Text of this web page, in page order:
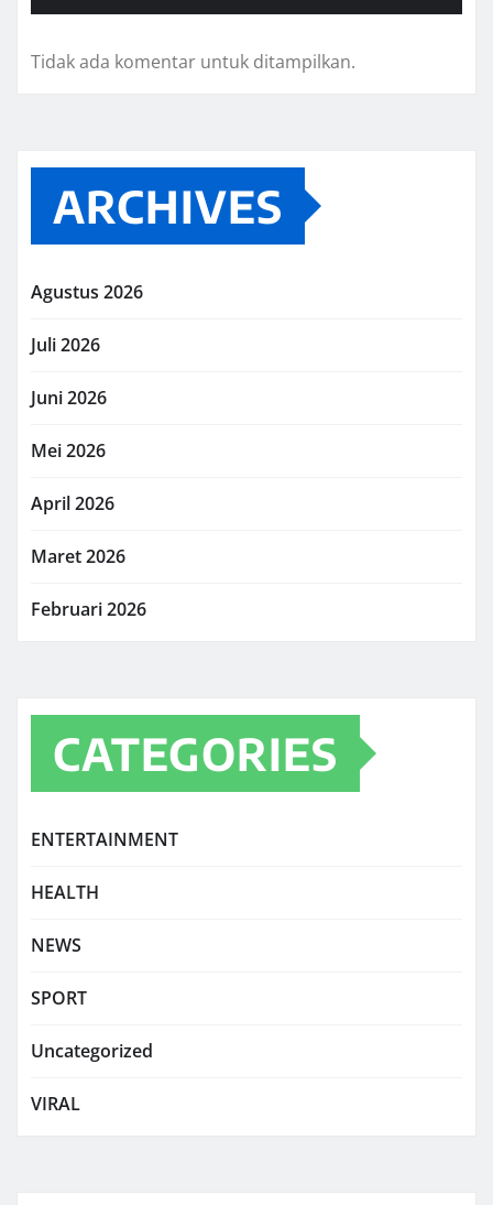
Tidak ada komentar untuk ditampilkan.
ARCHIVES
Agustus 2026
Juli 2026
Juni 2026
Mei 2026
April 2026
Maret 2026
Februari 2026
CATEGORIES
ENTERTAINMENT
HEALTH
NEWS
SPORT
Uncategorized
VIRAL